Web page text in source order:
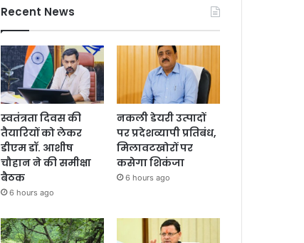
Recent News
स्वतंत्रता दिवस की
तैयारियों को लेकर
डीएम डॉ. आशीष
चौहान ने की समीक्षा
बैठक
6 hours ago
नकली डेयरी उत्पादों
पर प्रदेशव्यापी प्रतिबंध,
मिलावटखोरों पर
कसेगा शिकंजा
6 hours ago